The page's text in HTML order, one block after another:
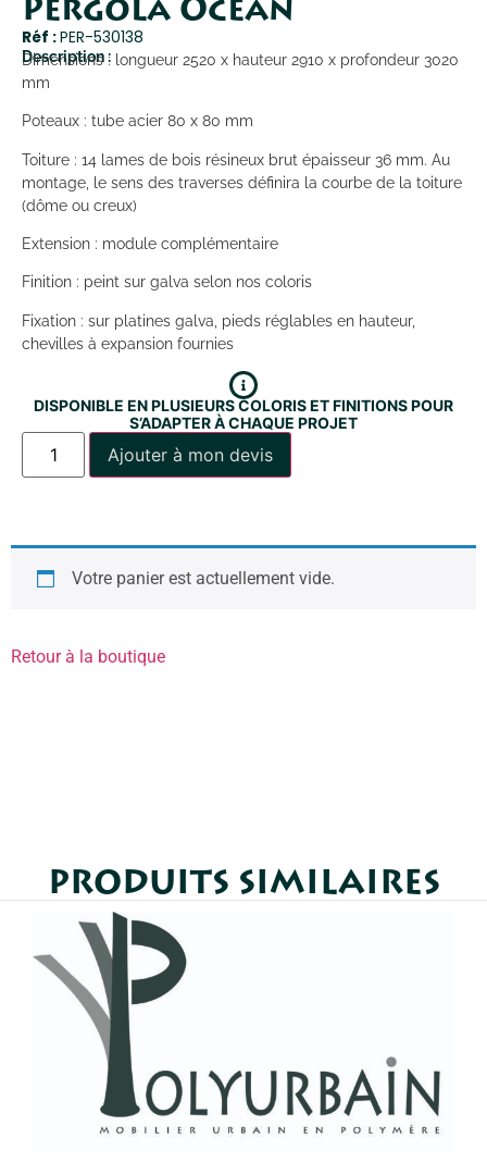
Pergola Océan
Réf :PER-530138
Description :
Dimensions : longueur 2520 x hauteur 2910 x profondeur 3020
mm
Poteaux : tube acier 80 x 80 mm
Toiture : 14 lames de bois résineux brut épaisseur 36 mm. Au
montage, le sens des traverses définira la courbe de la toiture
(dôme ou creux)
Extension : module complémentaire
Finition : peint sur galva selon nos coloris
Fixation : sur platines galva, pieds réglables en hauteur,
chevilles à expansion fournies
DISPONIBLE EN PLUSIEURS COLORIS ET FINITIONS POUR
S’ADAPTER À CHAQUE PROJET
Ajouter à mon devis
Votre panier est actuellement vide.
Retour à la boutique
PRODUITS SIMILAIRES